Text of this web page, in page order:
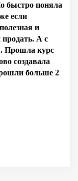
быстро поняла
если
и
продать. А с
Прошла курс
создавала
больше 2